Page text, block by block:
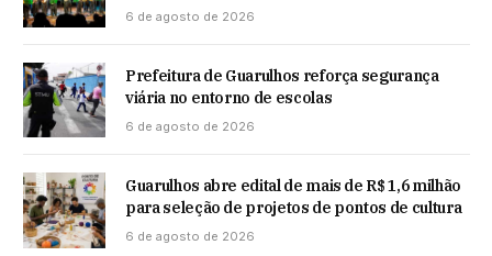
6 de agosto de 2026
Prefeitura de Guarulhos reforça segurança
viária no entorno de escolas
6 de agosto de 2026
Guarulhos abre edital de mais de R$ 1,6 milhão
para seleção de projetos de pontos de cultura
6 de agosto de 2026